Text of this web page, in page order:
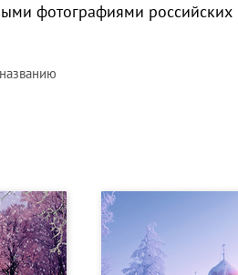
фотографиями российских
названию